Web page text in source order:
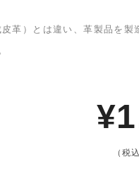
革）とは違い、革製品を
（税